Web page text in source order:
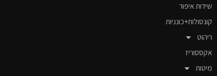
שידות איפור
קונסולות+כונניות
ריהוט
אקססוריז
מיטות